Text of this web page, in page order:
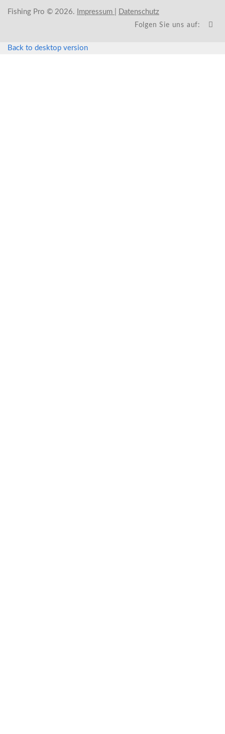
Fishing Pro © 2026. Impressum Datenschutz
Folgen Sie uns auf:
Back to desktop version